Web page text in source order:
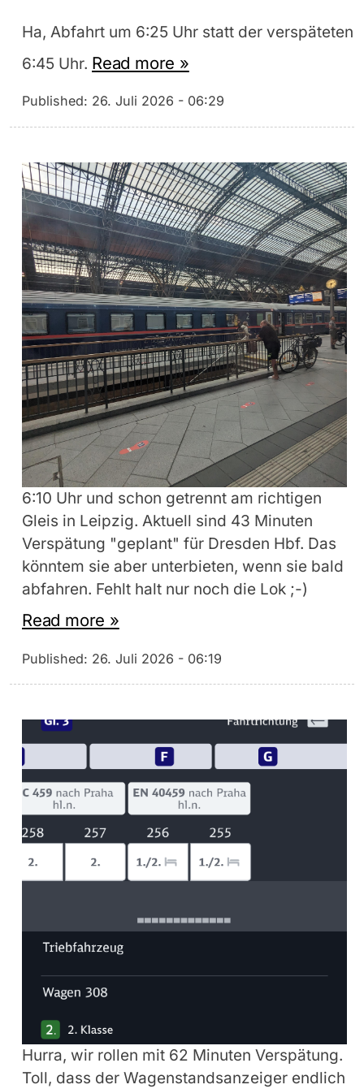
Ha, Abfahrt um 6:25 Uhr statt der verspäteten
6:45 Uhr. Read more »
Published: 26. Juli 2026 - 06:29
6:10 Uhr und schon getrennt am richtigen
Gleis in Leipzig. Aktuell sind 43 Minuten
Verspätung "geplant" für Dresden Hbf. Das
könntem sie aber unterbieten, wenn sie bald
abfahren. Fehlt halt nur noch die Lok ;-)
Read more »
Published: 26. Juli 2026 - 06:19
Hurra, wir rollen mit 62 Minuten Verspätung.
Toll, dass der Wagenstandsanzeiger endlich